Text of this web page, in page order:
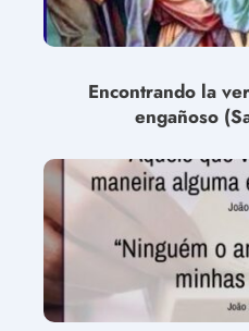
Encontrando la
engañoso